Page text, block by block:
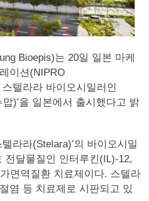
Bioepis)는 20일 일본 마케
이션(NIPRO
텔라라 바이오시밀러인
)’을 일본에서 출시했다고 밝
라라(Stelara)’의 바이오시밀
전달물질인 인터루킨(IL)-12,
면역질환 치료제이다. 스텔라
염 등 치료제로 시판되고 있